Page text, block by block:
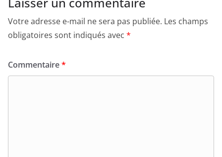
Votre adresse e-mail ne sera pas publiée. Les champs
obligatoires sont indiqués avec *
Commentaire*